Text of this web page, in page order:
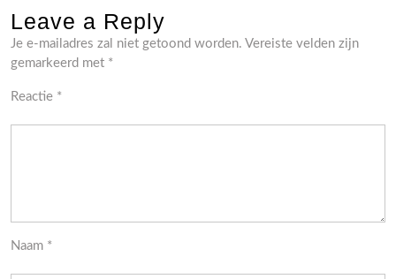
Leave a Reply
Je e-mailadres zal niet getoond worden. Vereiste velden zijn
gemarkeerd met *
Reactie *
Naam *